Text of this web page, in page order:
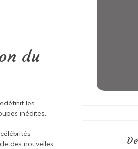
du
les
inédites.
des nouvelles